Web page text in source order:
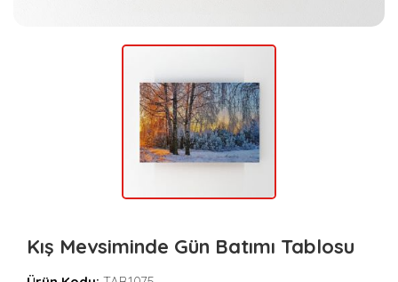
Kış Mevsiminde Gün Batımı Tablosu